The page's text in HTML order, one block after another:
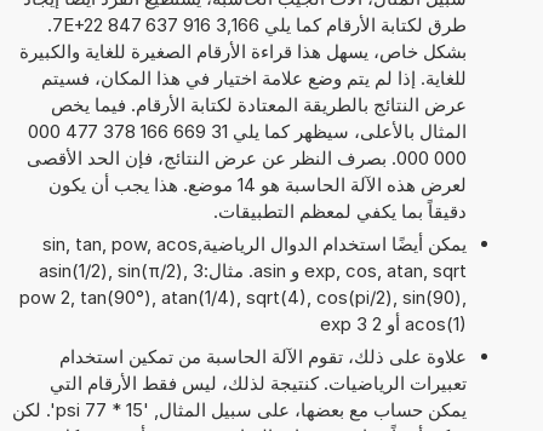
طرق لكتابة الأرقام كما يلي 3,166 916 637 847 7E+22.
بشكل خاص، يسهل هذا قراءة الأرقام الصغيرة للغاية والكبيرة
للغاية. إذا لم يتم وضع علامة اختيار في هذا المكان، فسيتم
عرض النتائج بالطريقة المعتادة لكتابة الأرقام. فيما يخص
المثال بالأعلى، سيظهر كما يلي 31 669 166 378 477 000
000 000. بصرف النظر عن عرض النتائج، فإن الحد الأقصى
لعرض هذه الآلة الحاسبة هو 14 موضع. هذا يجب أن يكون
دقيقاً بما يكفي لمعظم التطبيقات.
يمكن أيضًا استخدام الدوال الرياضيةsin, tan, pow, acos,
exp, cos, atan, sqrt و asin. مثال:asin(1/2), sin(π/2), 3
pow 2, tan(90°), atan(1/4), sqrt(4), cos(pi/2), sin(90),
acos(1) أو 2 exp 3
علاوة على ذلك، تقوم الآلة الحاسبة من تمكين استخدام
تعبيرات الرياضيات. كنتيجة لذلك، ليس فقط الأرقام التي
يمكن حساب مع بعضها، على سبيل المثال, '15 * 77 psi'. لكن